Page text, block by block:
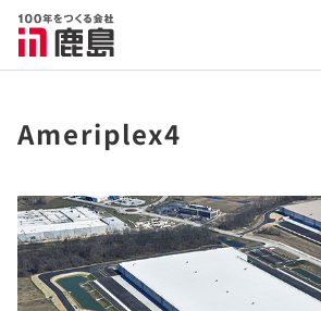
Ameriplex4